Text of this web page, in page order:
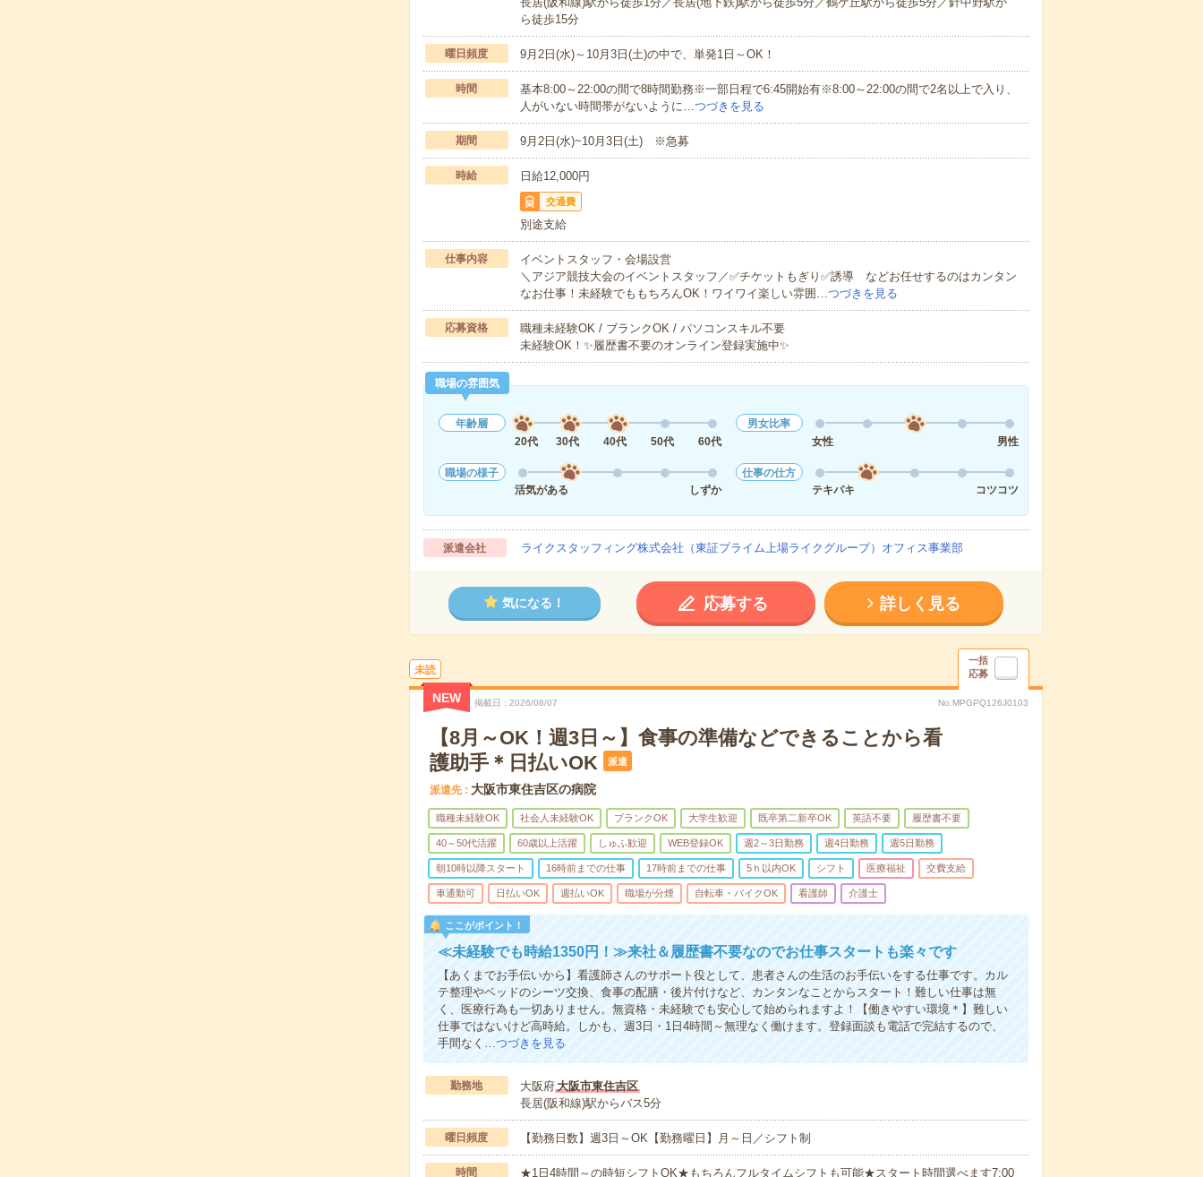
ら徒歩15分
曜日頻度 9月2日(水)～10月3日(土)の中で、単発1日～OK！
時間
基本8:00～22:00の間で8時間勤務※一部日程で6:45開始有※8:00～22:00の間で2名以上で入り、
人がいない時間帯がないように…つづきを見る
期間 9月2日(水)~10月3日(土) ※急募
時給 日給12,000円
交通費
別途支給
仕事内容
イベントスタッフ・会場設営
＼アジア競技大会のイベントスタッフ／✅チケットもぎり✅誘導 などお任せするのはカンタン
なお仕事！未経験でももちろんOK！ワイワイ楽しい雰囲…つづきを見る
応募資格
職種未経験OK / ブランクOK / パソコンスキル不要
未経験OK！✨履歴書不要のオンライン登録実施中✨
職場の雰囲気
年齢層
20代
30代 40代 50代 60代
男女比率
女性
男性
職場の様子
活気がある
しずか
仕事の仕方
テキパキ
コツコツ
派遣会社 ライクスタッフィング株式会社（東証プライム上場ライクグループ）オフィス事業部
気になる！ 応募する 詳しく見る
未読
一括
応募
NEW 掲載日 2026/08/07 No.MPGPQ126J0103
【8月～OK！週3日～】食事の準備などできることから看
護助手＊日払いOK
派遣
派遣先 大阪市東住吉区の病院
職種未経験OK 社会人未経験OK ブランクOK 大学生歓迎 既卒第二新卒OK 英語不要 履歴書不要
40～50代活躍 60歳以上活躍 しゅふ歓迎 WEB登録OK 週2～3日勤務 週4日勤務 週5日勤務
朝10時以降スタート 16時前までの仕事 17時前までの仕事 5ｈ以内OK シフト 医療福祉 交費支給
車通勤可 日払いOK 週払いOK 職場が分煙 自転車・バイクOK 看護師 介護士
ここがポイント！
≪未経験でも時給1350円！≫来社＆履歴書不要なのでお仕事スタートも楽々です
【あくまでお手伝いから】看護師さんのサポート役として、患者さんの生活のお手伝いをする仕事です。カル
テ整理やベッドのシーツ交換、食事の配膳・後片付けなど、カンタンなことからスタート！難しい仕事は無
く、医療行為も一切ありません。無資格・未経験でも安心して始められますよ！【働きやすい環境＊】難しい
仕事ではないけど高時給。しかも、週3日・1日4時間～無理なく働けます。登録面談も電話で完結するので、
手間なく…つづきを見る
勤務地 大阪府大阪市東住吉区
長居(阪和線)駅からバス5分
曜日頻度 【勤務日数】週3日～OK【勤務曜日】月～日／シフト制
時間 ★1日4時間～の時短シフトOK★もちろんフルタイムシフトも可能★スタート時間選べます7:00